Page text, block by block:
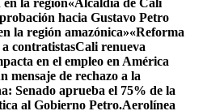
la región«Alcaldía de Cali
hacia Gustavo Petro
la región amazónica»«Reforma
contratistasCali renueva
en el empleo en América
mensaje de rechazo a la
Senado aprueba el 75% de la
al Gobierno Petro.Aerolínea